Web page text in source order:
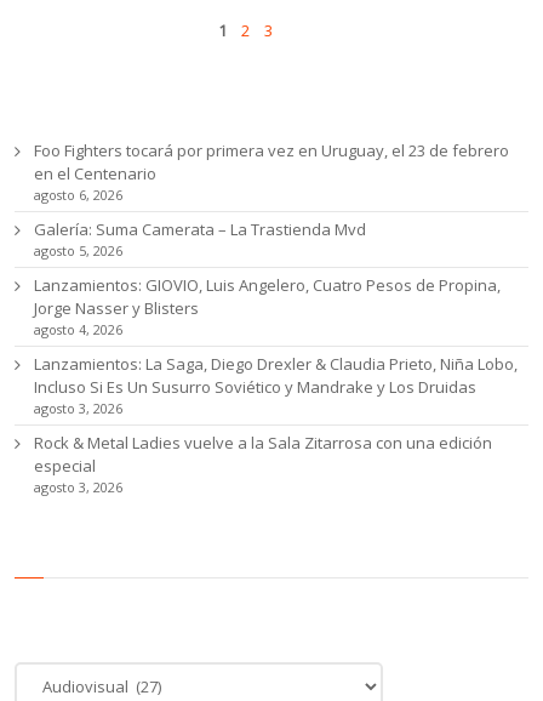
Pages
1 2 3
Foo Fighters tocará por primera vez en Uruguay, el 23 de febrero
en el Centenario
agosto 6, 2026
Galería: Suma Camerata – La Trastienda Mvd
agosto 5, 2026
Lanzamientos: GIOVIO, Luis Angelero, Cuatro Pesos de Propina,
Jorge Nasser y Blisters
agosto 4, 2026
Lanzamientos: La Saga, Diego Drexler & Claudia Prieto, Niña Lobo,
Incluso Si Es Un Susurro Soviético y Mandrake y Los Druidas
agosto 3, 2026
Rock & Metal Ladies vuelve a la Sala Zitarrosa con una edición
especial
agosto 3, 2026
Categoría